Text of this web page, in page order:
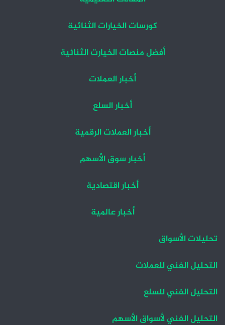
كورسات الخيارات الثنائية
أفضل منصات الخيارت الثنائية
أخبار العملات
أخبار السلع
أخبار العملات الرقمية
أخبار سوق الأسهم
أخبار اقتصادية
أخبار عالمية
تحليلات الأسواق
التحليل الفني للعملات
التحليل الفني للسلع
التحليل الفني لأسواق الأسهم